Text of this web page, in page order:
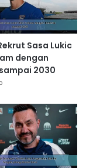
Sasa Lukic
dengan
2030